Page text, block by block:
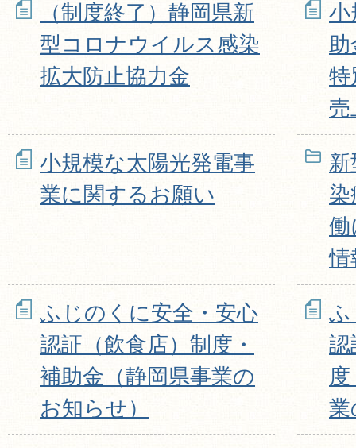
（制度終了）静岡県新
型コロナウイルス感染
拡大防止協力金
小
特
売
小規模な太陽光発電事
業に関するお願い
働
情
ふじのくに安全・安心
認証（飲食店）制度・
補助金（静岡県事業の
お知らせ）
ふ
認
業